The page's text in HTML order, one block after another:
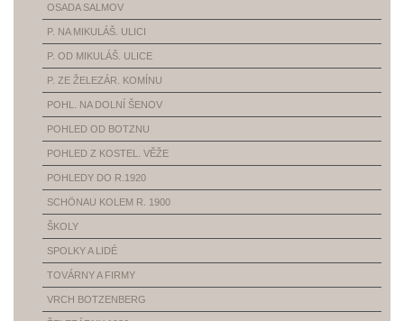
OSADA SALMOV
P. NA MIKULÁŠ. ULICI
P. OD MIKULÁŠ. ULICE
P. ZE ŽELEZÁR. KOMÍNU
POHL. NA DOLNÍ ŠENOV
POHLED OD BOTZNU
POHLED Z KOSTEL. VĚŽE
POHLEDY DO R.1920
SCHÖNAU KOLEM R. 1900
ŠKOLY
SPOLKY A LIDÉ
TOVÁRNY A FIRMY
VRCH BOTZENBERG